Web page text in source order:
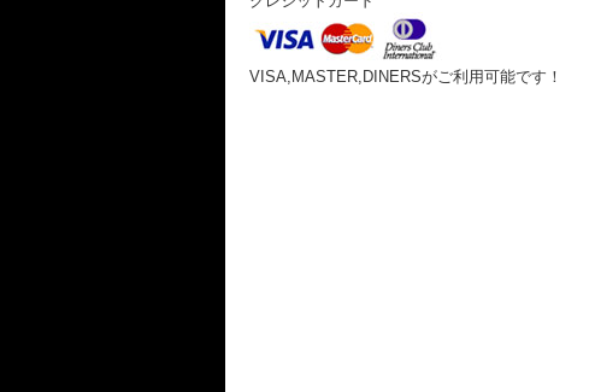
VISA,MASTER,DINERSがご利用可能です！